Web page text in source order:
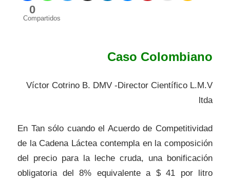
0
Compartidos
Caso Colombiano
Víctor Cotrino B. DMV -Director Científico L.M.V
ltda
En Tan sólo cuando el Acuerdo de Competitividad
de la Cadena Láctea contempla en la composición
del precio para la leche cruda, una bonificación
obligatoria del 8% equivalente a $ 41 por litro